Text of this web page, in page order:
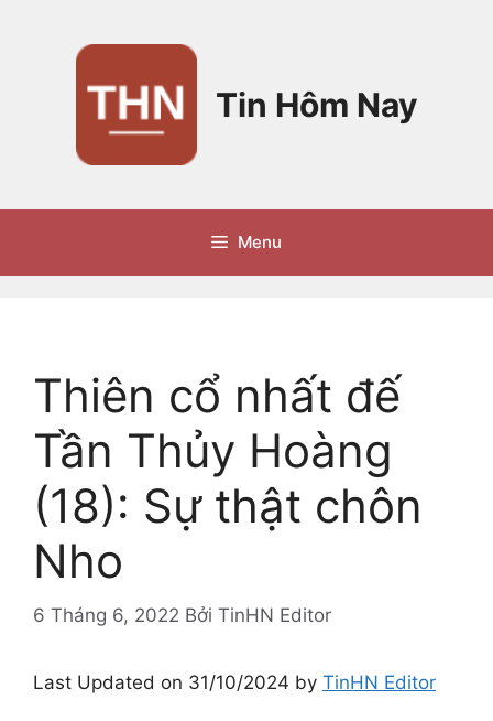
Tin Hôm Nay
Menu
Thiên cổ nhất đế
Tần Thủy Hoàng
(18): Sự thật chôn
Nho
6 Tháng 6, 2022 Bởi TinHN Editor
Last Updated on 31/10/2024 by TinHN Editor